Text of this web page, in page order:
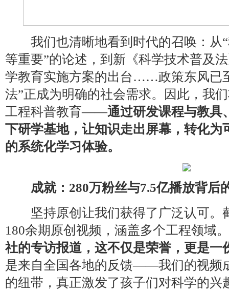
我们也清晰地看到时代的召唤：从“
等重要”的论述，到新《科学技术普及
学教育实施方案的出台……政策东风已
法”正成为明确的社会需求。因此，我
工程科普教育——通过研发课程与教具
下研学基地，让知识走出屏幕，转化为
的系统化学习体验。
成就：280万粉丝与7.5亿播放背后
坚持原创让我们获得了广泛认可。
180余期原创视频，涵盖多个工程领域。
社的专访报道，这不仅是荣誉，更是一
是来自全国各地的反馈——我们的视频
的纽带，真正激发了孩子们对科学的兴